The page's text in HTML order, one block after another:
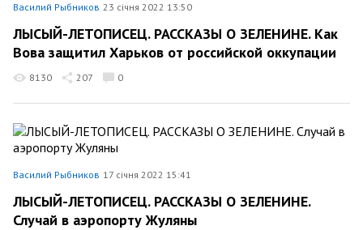
Василий Рыбников 23 січня 2022 13:50
ЛЫСЫЙ-ЛЕТОПИСЕЦ. РАССКАЗЫ О ЗЕЛЕНИНЕ. Как
Вова защитил Харьков от российской оккупации
8130 207 0
Василий Рыбников 17 січня 2022 15:41
ЛЫСЫЙ-ЛЕТОПИСЕЦ. РАССКАЗЫ О ЗЕЛЕНИНЕ.
Случай в аэропорту Жуляны